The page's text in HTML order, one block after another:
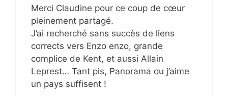
Merci Claudine pour ce coup de cœur
pleinement partagé.
J’ai recherché sans succès de liens
corrects vers Enzo enzo, grande
complice de Kent, et aussi Allain
Leprest… Tant pis, Panorama ou j’aime
un pays suffisent !